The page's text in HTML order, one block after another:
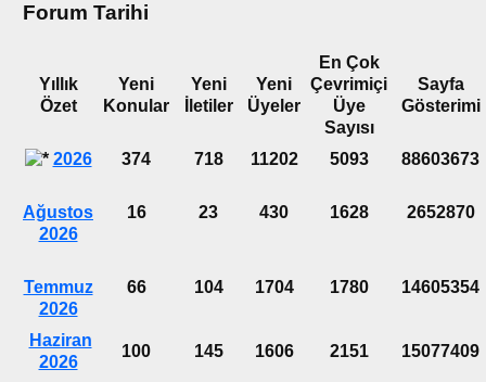
Forum Tarihi
Yıllık
Özet
Yeni
Konular
Yeni
İletiler
Yeni
Üyeler
En Çok
Çevrimiçi
Üye
Sayısı
Sayfa
Gösterimi
2026 374 718 11202 5093 88603673
Ağustos
2026
16 23 430 1628 2652870
Temmuz
2026
66 104 1704 1780 14605354
Haziran
2026
100 145 1606 2151 15077409